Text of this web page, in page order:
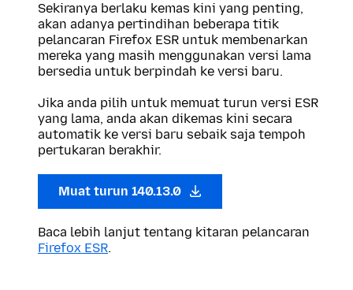
Sekiranya berlaku kemas kini yang penting,
akan adanya pertindihan beberapa titik
pelancaran Firefox ESR untuk membenarkan
mereka yang masih menggunakan versi lama
bersedia untuk berpindah ke versi baru.
Jika anda pilih untuk memuat turun versi ESR
yang lama, anda akan dikemas kini secara
automatik ke versi baru sebaik saja tempoh
pertukaran berakhir.
Muat turun 140.13.0
Baca lebih lanjut tentang kitaran pelancaran
Firefox ESR.